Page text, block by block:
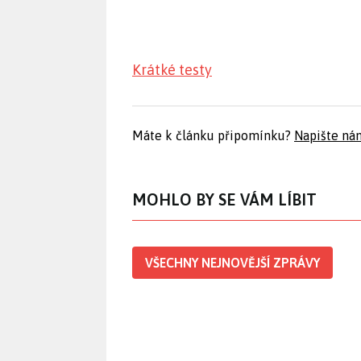
Krátké testy
Máte k článku připomínku? Napište
MOHLO BY SE VÁM LÍBIT
VŠECHNY NEJNOVĚJŠÍ ZPRÁVY